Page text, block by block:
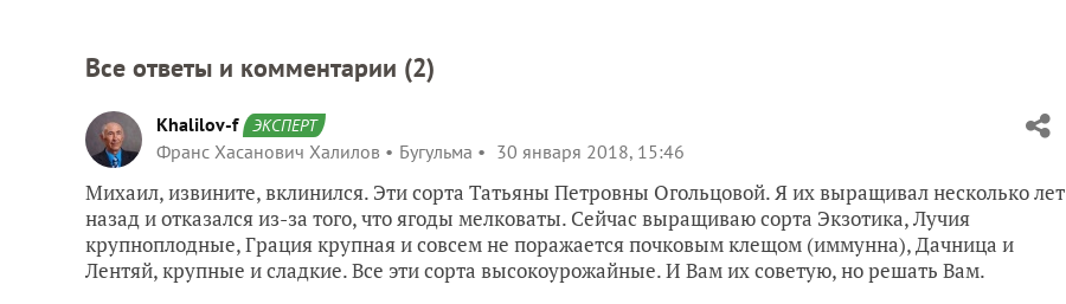
Все ответы и комментарии (2)
Khalilov-f ЭКСПЕРТ
Франс Хасанович Халилов Бугульма 30 января 2018, 15:46
Михаил, извините, вклинился. Эти сорта Татьяны Петровны Огольцовой. Я их выращивал несколько лет
назад и отказался из-за того, что ягоды мелковаты. Сейчас выращиваю сорта Экзотика, Лучия
крупноплодные, Грация крупная и совсем не поражается почковым клещом (иммунна), Дачница и
Лентяй, крупные и сладкие. Все эти сорта высокоурожайные. И Вам их советую, но решать Вам.